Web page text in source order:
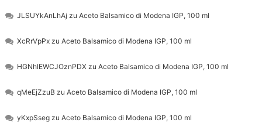
JLSUYkAnLhAj zu Aceto Balsamico di Modena IGP, 100 ml
XcRrVpPxzu Aceto Balsamico di Modena IGP, 100 ml
HGNhIEWCJOznPDX zu Aceto Balsamico di Modena IGP, 100 ml
qMeEjZzuB zu Aceto Balsamico di Modena IGP, 100 ml
yKxpSsegzu Aceto Balsamico di Modena IGP, 100 ml